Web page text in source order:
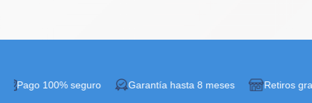
contenido
seguro Garantía hasta 8 meses Retiros gratis en